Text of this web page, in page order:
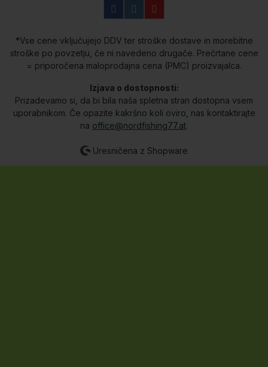
*Vse cene vključujejo DDV ter stroške dostave in morebitne
stroške po povzetju, če ni navedeno drugače. Prečrtane cene
= priporočena maloprodajna cena (PMC) proizvajalca.
Izjava o dostopnosti:
Prizadevamo si, da bi bila naša spletna stran dostopna vsem
uporabnikom. Če opazite kakršno koli oviro, nas kontaktirajte
na office@nordfishing77.at.
Uresničena z Shopware